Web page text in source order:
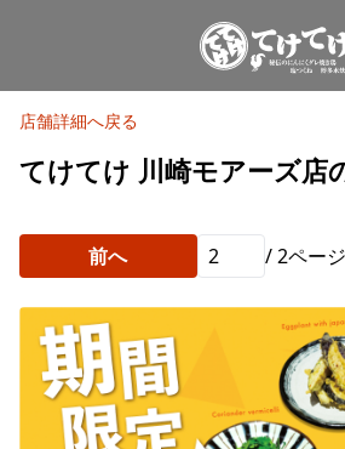
店舗詳細へ戻る
てけてけ 川崎モアーズ店
前へ /2ページ